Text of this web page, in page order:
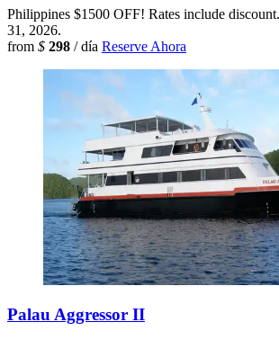
Philippines $1500 OFF! Rates include
31, 2026.
from $ 298 / día Reserve Ahora
Palau Aggressor II